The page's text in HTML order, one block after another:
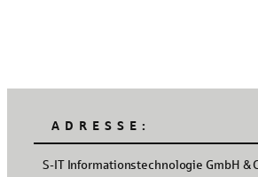
ADRESSE:
S-IT Informationstechnologie GmbH &